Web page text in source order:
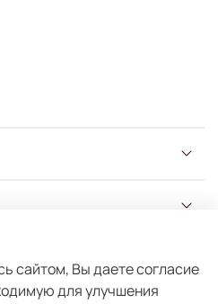
сайтом, Вы даете согласие
для улучшения